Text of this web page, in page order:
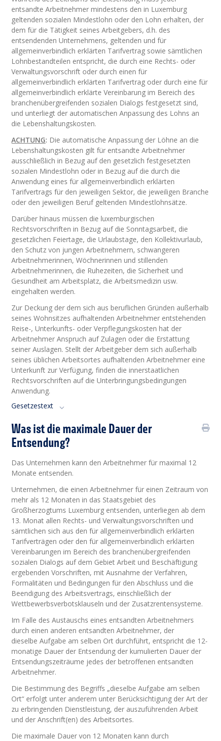
entsandte Arbeitnehmer mindestens den in Luxemburg
geltenden sozialen Mindestlohn oder den Lohn erhalten, der
dem für die Tätigkeit seines Arbeitgebers, d.h. des
entsendenden Unternehmens, geltenden und für
allgemeinverbindlich erklärten Tarifvertrag sowie sämtlichen
Lohnbestandteilen entspricht, die durch eine Rechts- oder
Verwaltungsvorschrift oder durch einen für
allgemeinverbindlich erklärten Tarifvertrag oder durch eine für
allgemeinverbindlich erklärte Vereinbarung im Bereich des
branchenübergreifenden sozialen Dialogs festgesetzt sind,
und unterliegt der automatischen Anpassung des Lohns an
die Lebenshaltungskosten.
ACHTUNG: Die automatische Anpassung der Löhne an die
Lebenshaltungskosten gilt für entsandte Arbeitnehmer
ausschließlich in Bezug auf den gesetzlich festgesetzten
sozialen Mindestlohn oder in Bezug auf die durch die
Anwendung eines für allgemeinverbindlich erklärten
Tarifvertrags für den jeweiligen Sektor, die jeweiligen Branche
oder den jeweiligen Beruf geltenden Mindestlohnsätze.
Darüber hinaus müssen die luxemburgischen
Rechtsvorschriften in Bezug auf die Sonntagsarbeit, die
gesetzlichen Feiertage, die Urlaubstage, den Kollektivurlaub,
den Schutz von jungen Arbeitnehmern, schwangeren
Arbeitnehmerinnen, Wöchnerinnen und stillenden
Arbeitnehmerinnen, die Ruhezeiten, die Sicherheit und
Gesundheit am Arbeitsplatz, die Arbeitsmedizin usw.
eingehalten werden.
Zur Deckung der dem sich aus beruflichen Gründen außerhalb
seines Wohnsitzes aufhaltenden Arbeitnehmer entstehenden
Reise-, Unterkunfts- oder Verpflegungskosten hat der
Arbeitnehmer Anspruch auf Zulagen oder die Erstattung
seiner Auslagen. Stellt der Arbeitgeber dem sich außerhalb
seines üblichen Arbeitsortes aufhaltenden Arbeitnehmer eine
Unterkunft zur Verfügung, finden die innerstaatlichen
Rechtsvorschriften auf die Unterbringungsbedingungen
Anwendung.
Gesetzestext
Was ist die maximale Dauer der
Entsendung?
Das Unternehmen kann den Arbeitnehmer für maximal 12
Monate entsenden.
Unternehmen, die einen Arbeitnehmer für einen Zeitraum von
mehr als 12 Monaten in das Staatsgebiet des
Großherzogtums Luxemburg entsenden, unterliegen ab dem
13. Monat allen Rechts- und Verwaltungsvorschriften und
sämtlichen sich aus den für allgemeinverbindlich erklärten
Tarifverträgen oder den für allgemeinverbindlich erklärten
Vereinbarungen im Bereich des branchenübergreifenden
sozialen Dialogs auf dem Gebiet Arbeit und Beschäftigung
ergebenden Vorschriften, mit Ausnahme der Verfahren,
Formalitäten und Bedingungen für den Abschluss und die
Beendigung des Arbeitsvertrags, einschließlich der
Wettbewerbsverbotsklauseln und der Zusatzrentensysteme.
Im Falle des Austauschs eines entsandten Arbeitnehmers
durch einen anderen entsandten Arbeitnehmer, der
dieselbe Aufgabe am selben Ort durchführt, entspricht die 12-
monatige Dauer der Entsendung der kumulierten Dauer der
Entsendungszeiträume jedes der betroffenen entsandten
Arbeitnehmer.
Die Bestimmung des Begriffs „dieselbe Aufgabe am selben
Ort“ erfolgt unter anderem unter Berücksichtigung der Art der
zu erbringenden Dienstleistung, der auszuführenden Arbeit
und der Anschrift(en) des Arbeitsortes.
Die maximale Dauer von 12 Monaten kann durch